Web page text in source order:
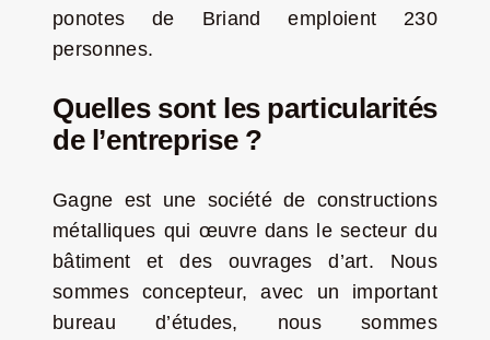
ponotes de Briand emploient 230
personnes.
Quelles sont les particularités
de l’entreprise ?
Gagne est une société de constructions
métalliques qui œuvre dans le secteur du
bâtiment et des ouvrages d’art. Nous
sommes concepteur, avec un important
bureau d’études, nous sommes